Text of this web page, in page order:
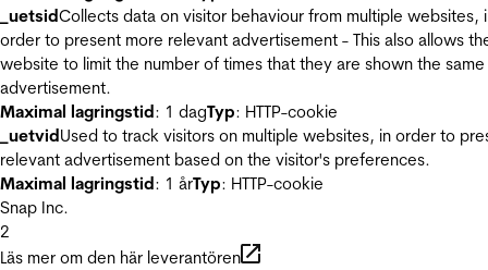
_uetsidCollects data on visitor behaviour from multiple websites,
order to present more relevant advertisement - This also allows
website to limit the number of times that they are shown the same
advertisement.
Maximal lagringstid: 1 dagTyp: HTTP-cookie
_uetvidUsed to track visitors on multiple websites, in order to
relevant advertisement based on the visitor's preferences.
Maximal lagringstid: 1 årTyp: HTTP-cookie
Snap Inc.
2
Läs mer om den här leverantören